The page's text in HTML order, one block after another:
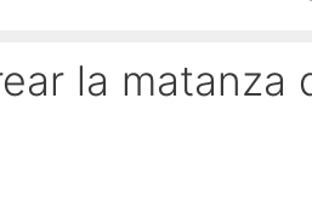
la matanza